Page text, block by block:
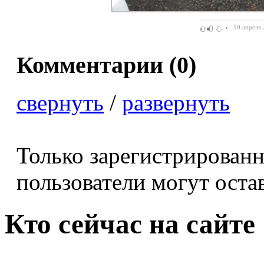
0 10
Комментарии (0)
свернуть / развернуть
Только
пользователи могут
Кто сейчас на сайте